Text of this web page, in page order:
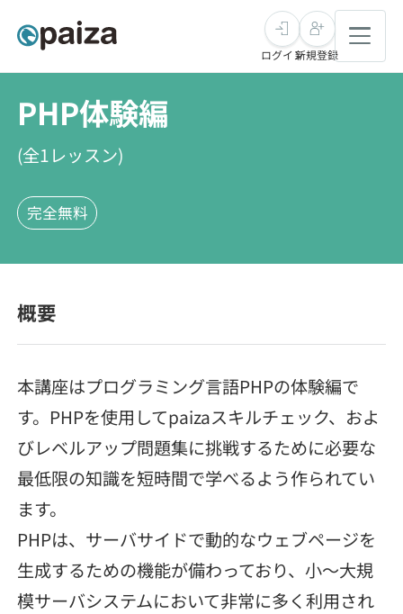
転職・キャリア
求人検索
インタビュー
転職エージェント
未経験転職
求人検索
インタビュー
転職成功ガイド
新卒就活
求人検索
本選考
新卒エージェント
イベント・セミナー
インタビュー
就活成功ガイド
学習
講座一覧
4択課題
ナレッジ
リファレンス
プラン
スキルチェック
SQL
評価結果一覧
メディア
paiza times
note
ログイン新規登録
PHP体験編
(全1レッスン)
完全無料
概要
本講座はプログラミング言語PHPの体験編で
す。PHPを使用してpaizaスキルチェック、およ
びレベルアップ問題集に挑戦するために必要な
最低限の知識を短時間で学べるよう作られてい
ます。
PHPは、サーバサイドで動的なウェブページを
生成するための機能が備わっており、小〜大規
模サーバシステムにおいて非常に多く利用され